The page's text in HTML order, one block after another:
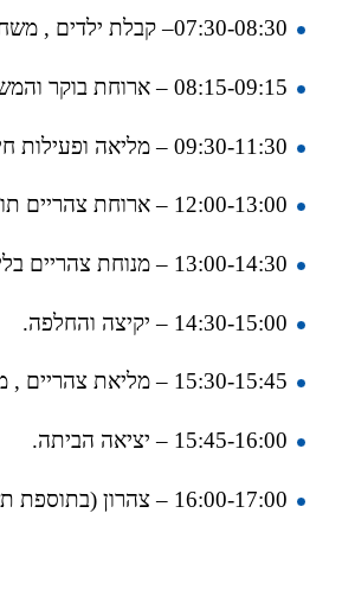
07:30-08:30– קבלת ילדים , משחק חופשי.
08:15-09:15 – ארוחת בוקר והמשך פעילות.
09:30-11:30 – מליאה ופעילות חינוכית בקבוצות, כגון: סיפור, תנועה, מוסיקה, חוגים וחצר.
12:00-13:00 – ארוחת צהריים תוך מתן דגש על הרגלי שולחן ותרבות אכילה.
13:00-14:30 – מנוחת צהריים בליווי מוסיקה קלאסית וסיפור לפני השינה.
14:30-15:00 – יקיצה והחלפה.
15:30-15:45 – מליאת צהריים , משחק חופשי.
15:45-16:00 – יציאה הביתה.
16:00-17:00 – צהרון (בתוספת תשלום).